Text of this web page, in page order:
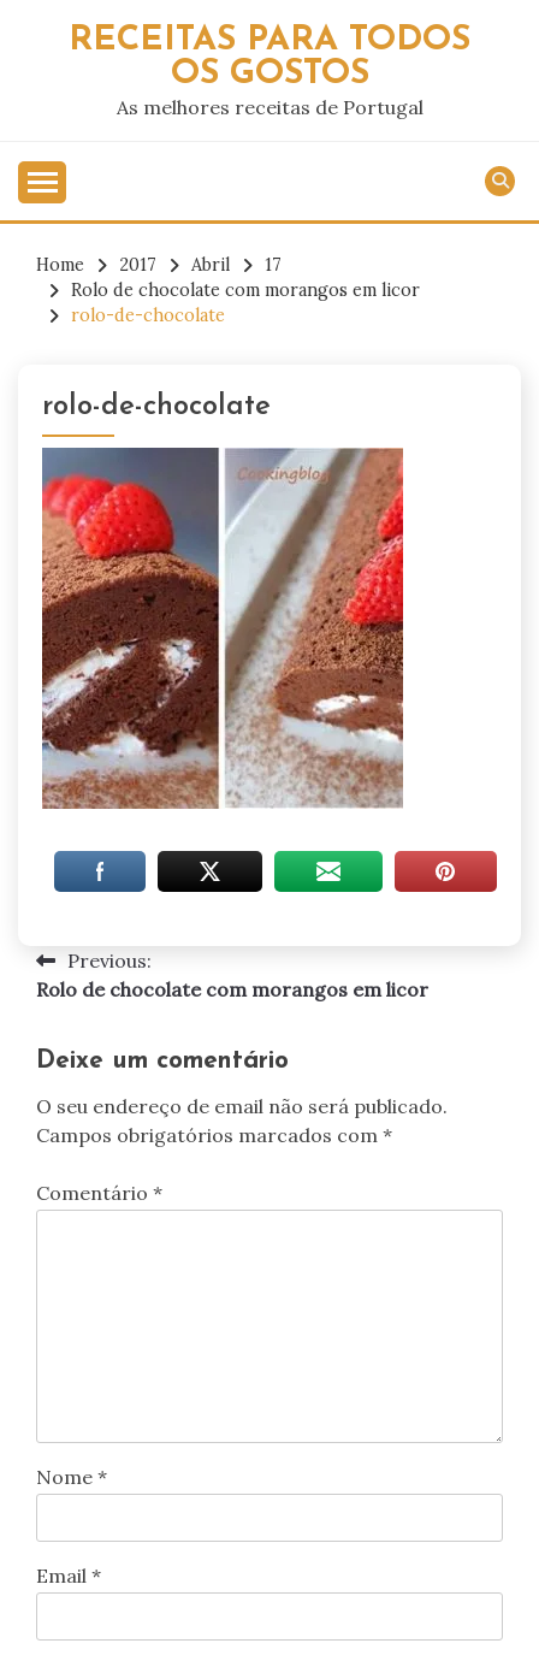
RECEITAS PARA TODOS
OS GOSTOS
As melhores receitas de Portugal
Home 2017 Abril
17
Rolo de chocolate com morangos em licor
rolo-de-chocolate
rolo-de-chocolate
Navegação
artigos
Previous:
Rolo de chocolate com morangos em licor
Deixe um comentário
O seu endereço de email não será publicado.
Campos obrigatórios marcados com *
Comentário *
Nome *
Email *